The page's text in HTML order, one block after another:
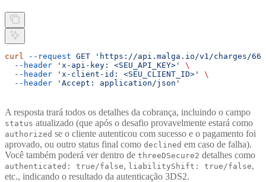
curl --request GET 'https://api.malga.io/v1/charges/
  --header
'x-api-key: <SEU_API_KEY>'
\
  --header
'x-client-id: <SEU_CLIENT_ID>'
\
  --header
'Accept: application/json'
A resposta trará todos os detalhes da cobrança, incluindo o campo
status atualizado (que após o desafio provavelmente estará como
authorized se o cliente autenticou com sucesso e o pagamento foi
aprovado, ou outro status final como declined em caso de falha).
Você também poderá ver dentro de threeDSecure2 detalhes como
authenticated: true/false, liabilityShift: true/false,
etc., indicando o resultado da autenticação 3DS2.